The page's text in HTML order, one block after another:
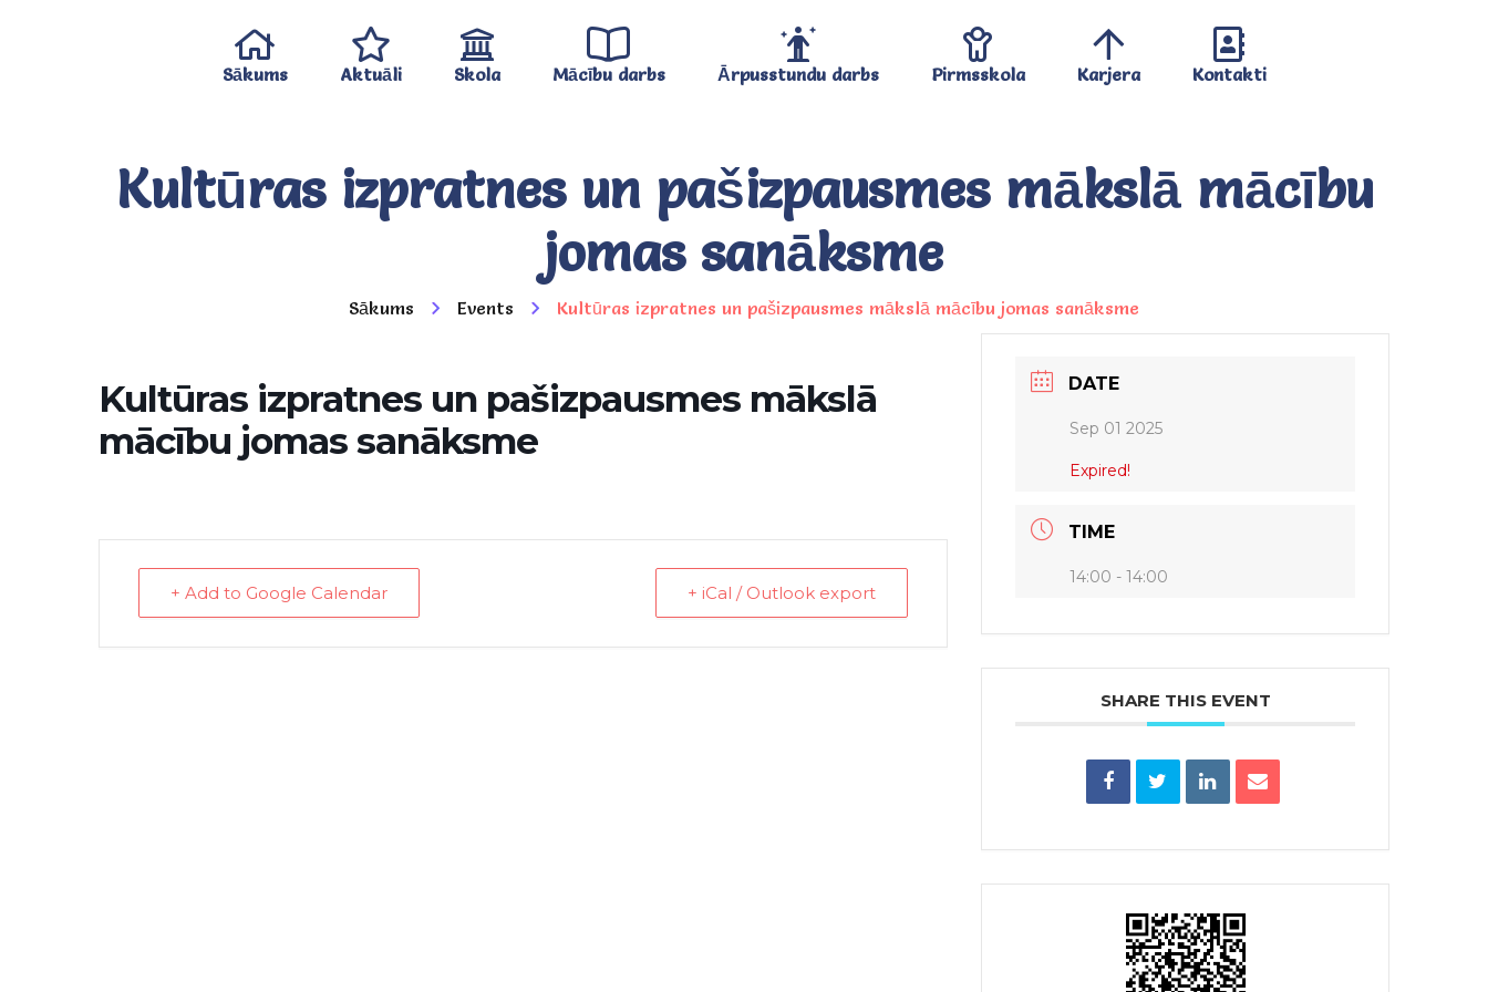
Sākums Aktuāli Skola Mācību darbs Ārpusstundu darbs Pirmsskola Karjera Kontakti
Kultūras izpratnes un pašizpausmes mākslā mācību
jomas sanāksme
Sākums Events Kultūras izpratnes un pašizpausmes mākslā mācību jomas sanāksme
Kultūras izpratnes un pašizpausmes mākslā
mācību jomas sanāksme
+ Add to Google Calendar + iCal / Outlook export
DATE
Sep 01 2025
Expired!
TIME
14:00 - 14:00
SHARE THIS EVENT